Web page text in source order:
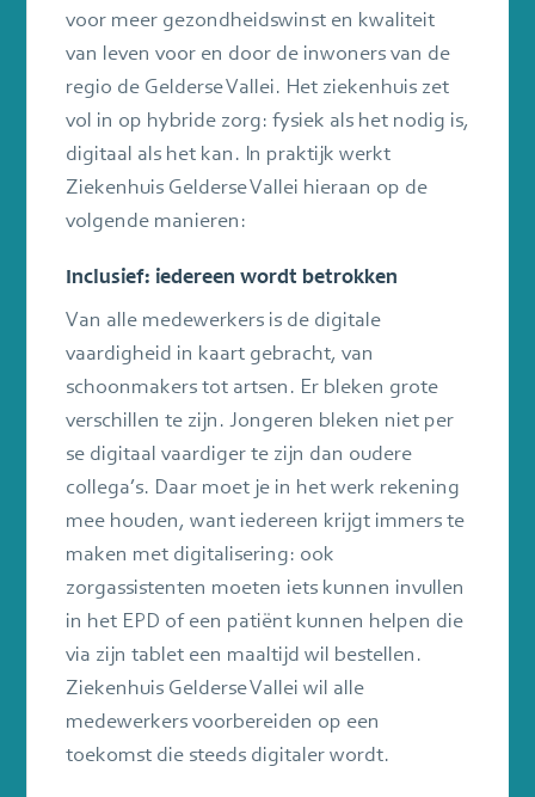
voor meer gezondheidswinst en kwaliteit
van leven voor en door de inwoners van de
regio de Gelderse Vallei. Het ziekenhuis zet
vol in op hybride zorg: fysiek als het nodig is,
digitaal als het kan. In praktijk werkt
Ziekenhuis Gelderse Vallei hieraan op de
volgende manieren:
Inclusief: iedereen wordt betrokken
Van alle medewerkers is de digitale
vaardigheid in kaart gebracht, van
schoonmakers tot artsen. Er bleken grote
verschillen te zijn. Jongeren bleken niet per
se digitaal vaardiger te zijn dan oudere
collega’s. Daar moet je in het werk rekening
mee houden, want iedereen krijgt immers te
maken met digitalisering: ook
zorgassistenten moeten iets kunnen invullen
in het EPD of een patiënt kunnen helpen die
via zijn tablet een maaltijd wil bestellen.
Ziekenhuis Gelderse Vallei wil alle
medewerkers voorbereiden op een
toekomst die steeds digitaler wordt.